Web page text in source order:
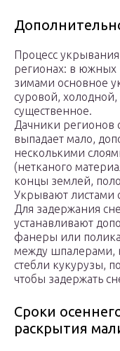
Процесс
регионах: в южных
зимами основное
суровой,
существенное.
Дачники регионов
выпадает мало,
несколькими
(нетканого
концы землей,
Укрывают листами
Для задержания
устанавливают
фанеры или
между шпалерами,
стебли кукурузы,
чтобы задержать
Сроки
раскрытия